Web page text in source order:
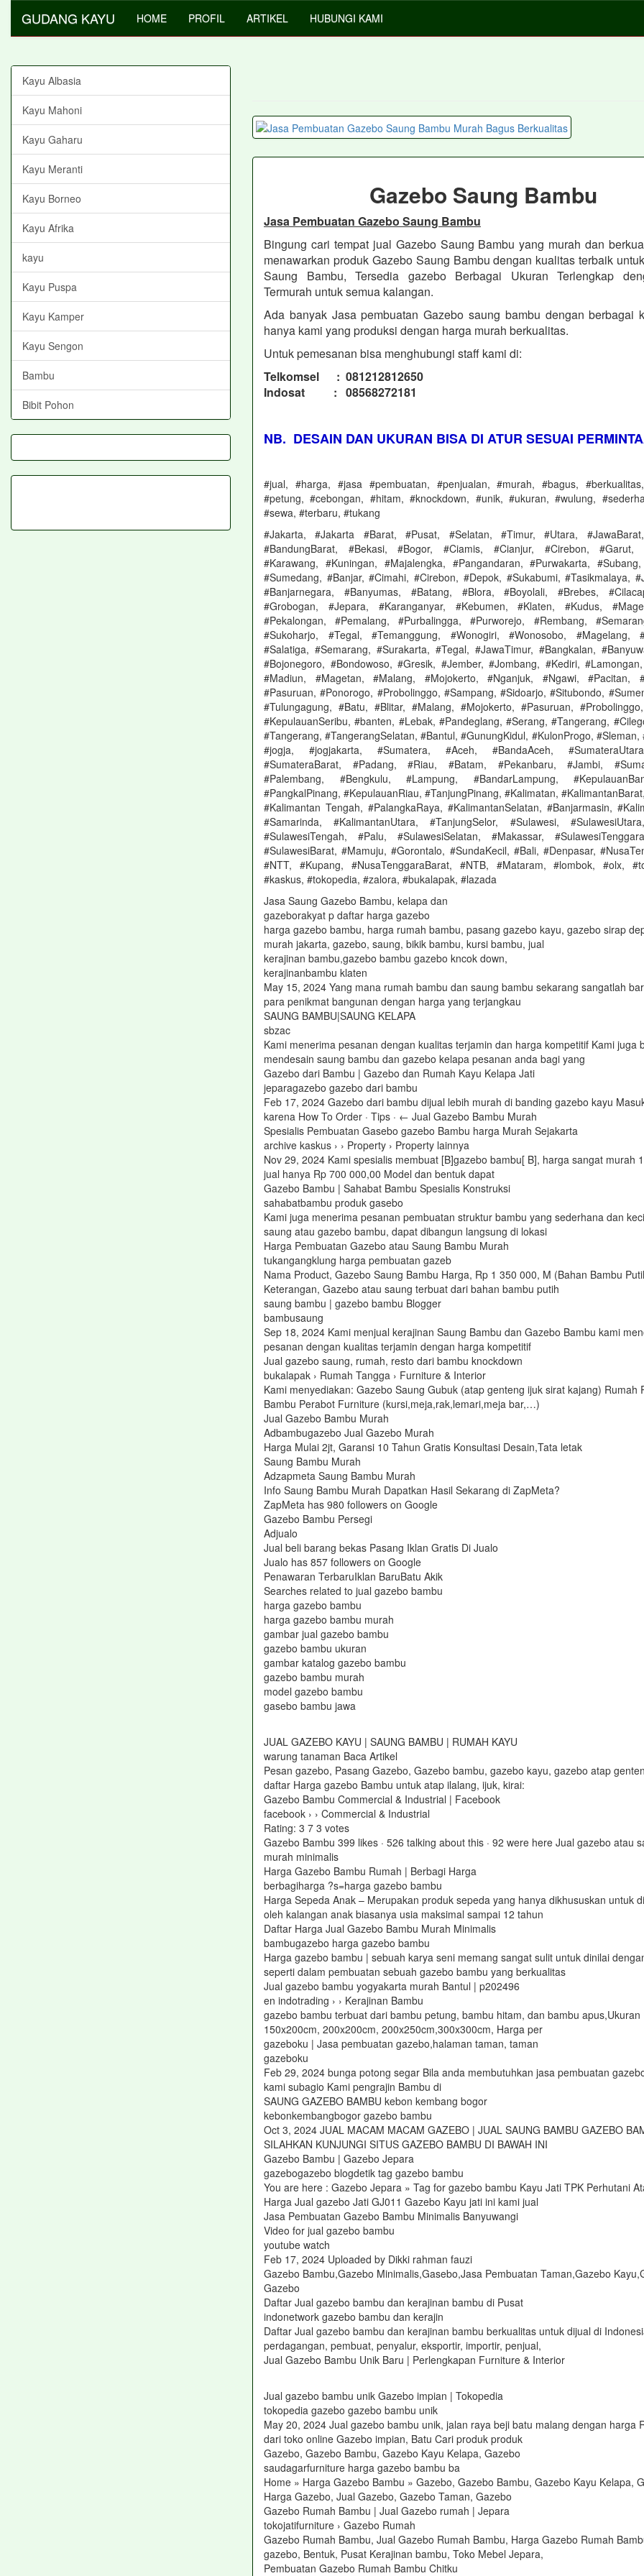
GUDANG KAYU HOME PROFIL ARTIKEL HUBUNGI KAMI
Gazebo Saung Bambu
Jasa Pembuatan Gazebo Saung Bambu
Bingung cari tempat jual Gazebo Saung Bambu yang murah dan
menawarkan produk Gazebo Saung Bambu dengan kualitas terbaik
Saung Bambu, Tersedia gazebo Berbagai Ukuran Terlengkap
Termurah untuk semua kalangan.
Ada banyak Jasa pembuatan Gazebo saung bambu dengan berbagai
hanya kami yang produksi dengan harga murah berkualitas.
Untuk pemesanan bisa menghubungi staff kami di:
Telkomsel : 081212812650
Indosat : 08568272181
NB. DESAIN DAN UKURAN BISA DI ATUR SESUAI
#jual, #harga, #jasa #pembuatan, #penjualan, #murah, #bagus,
#petung, #cebongan, #hitam, #knockdown, #unik, #ukuran, #wulung,
#sewa, #terbaru, #tukang
#Jakarta, #Jakarta #Barat, #Pusat, #Selatan, #Timur, #Utara,
#BandungBarat, #Bekasi, #Bogor, #Ciamis, #Cianjur, #Cirebon, #Garut,
#Karawang, #Kuningan, #Majalengka, #Pangandaran, #Purwakarta,
#Sumedang, #Banjar, #Cimahi, #Cirebon, #Depok, #Sukabumi, #Tasikmalaya,
#Banjarnegara, #Banyumas, #Batang, #Blora, #Boyolali, #Brebes,
#Grobogan, #Jepara, #Karanganyar, #Kebumen, #Klaten, #Kudus,
#Pekalongan, #Pemalang, #Purbalingga, #Purworejo, #Rembang,
#Sukoharjo, #Tegal, #Temanggung, #Wonogiri, #Wonosobo, #Magelang,
#Salatiga, #Semarang, #Surakarta, #Tegal, #JawaTimur, #Bangkalan,
#Bojonegoro, #Bondowoso, #Gresik, #Jember, #Jombang, #Kediri,
#Madiun, #Magetan, #Malang, #Mojokerto, #Nganjuk, #Ngawi, #Pacitan,
#Pasuruan, #Ponorogo, #Probolinggo, #Sampang, #Sidoarjo, #Situbondo,
#Tulungagung, #Batu, #Blitar, #Malang, #Mojokerto, #Pasuruan,
#KepulauanSeribu, #banten, #Lebak, #Pandeglang, #Serang, #Tangerang,
#Tangerang, #TangerangSelatan, #Bantul, #GunungKidul, #KulonProgo, #Sleman,
#jogja, #jogjakarta, #Sumatera, #Aceh, #BandaAceh,
#SumateraBarat, #Padang, #Riau, #Batam, #Pekanbaru, #Jambi,
#Palembang, #Bengkulu, #Lampung, #BandarLampung,
#PangkalPinang, #KepulauanRiau, #TanjungPinang, #Kalimatan,
#Kalimantan Tengah, #PalangkaRaya, #KalimantanSelatan, #Banjarmasin,
#Samarinda, #KalimantanUtara, #TanjungSelor, #Sulawesi,
#SulawesiTengah, #Palu, #SulawesiSelatan, #Makassar,
#SulawesiBarat, #Mamuju, #Gorontalo, #SundaKecil, #Bali, #Denpasar,
#NTT, #Kupang, #NusaTenggaraBarat, #NTB, #Mataram, #lombok, #olx,
#kaskus, #tokopedia, #zalora, #bukalapak, #lazada
Jasa Saung Gazebo Bambu, kelapa dan
gazeborakyat p daftar harga gazebo
harga gazebo bambu, harga rumah bambu, pasang gazebo kayu, gazebo sirap
murah jakarta, gazebo, saung, bikik bambu, kursi bambu, jual
kerajinan bambu,gazebo bambu gazebo kncok down,
kerajinanbambu klaten
May 15, 2024 Yang mana rumah bambu dan saung bambu sekarang sangatlah
para penikmat bangunan dengan harga yang terjangkau
SAUNG BAMBU|SAUNG KELAPA
sbzac
Kami menerima pesanan dengan kualitas terjamin dan harga kompetitif Kami juga
mendesain saung bambu dan gazebo kelapa pesanan anda bagi yang
Gazebo dari Bambu | Gazebo dan Rumah Kayu Kelapa Jati
jeparagazebo gazebo dari bambu
Feb 17, 2024 Gazebo dari bambu dijual lebih murah di banding gazebo kayu
karena How To Order · Tips · ← Jual Gazebo Bambu Murah
Spesialis Pembuatan Gasebo gazebo Bambu harga Murah Sejakarta
archive kaskus › › Property › Property lainnya
Nov 29, 2024 Kami spesialis membuat [B]gazebo bambu[ B], harga sangat murah
jual hanya Rp 700 000,00 Model dan bentuk dapat
Gazebo Bambu | Sahabat Bambu Spesialis Konstruksi
sahabatbambu produk gasebo
Kami juga menerima pesanan pembuatan struktur bambu yang sederhana dan
saung atau gazebo bambu, dapat dibangun langsung di lokasi
Harga Pembuatan Gazebo atau Saung Bambu Murah
tukangangklung harga pembuatan gazeb
Nama Product, Gazebo Saung Bambu Harga, Rp 1 350 000, M (Bahan Bambu
Keterangan, Gazebo atau saung terbuat dari bahan bambu putih
saung bambu | gazebo bambu Blogger
bambusaung
Sep 18, 2024 Kami menjual kerajinan Saung Bambu dan Gazebo Bambu kami
pesanan dengan kualitas terjamin dengan harga kompetitif
Jual gazebo saung, rumah, resto dari bambu knockdown
bukalapak › Rumah Tangga › Furniture & Interior
Kami menyediakan: Gazebo Saung Gubuk (atap genteng ijuk sirat kajang) Rumah
Bambu Perabot Furniture (kursi,meja,rak,lemari,meja bar,…)
Jual Gazebo Bambu Murah‎
Adbambugazebo Jual Gazebo Murah‎
Harga Mulai 2jt, Garansi 10 Tahun Gratis Konsultasi Desain,Tata letak
Saung Bambu Murah‎
Adzapmeta Saung Bambu Murah‎
Info Saung Bambu Murah Dapatkan Hasil Sekarang di ZapMeta?
ZapMeta has 980 followers on Google
Gazebo Bambu Persegi‎
Adjualo ‎
Jual beli barang bekas Pasang Iklan Gratis Di Jualo
Jualo has 857 followers on Google
Penawaran TerbaruIklan BaruBatu Akik
Searches related to jual gazebo bambu
harga gazebo bambu
harga gazebo bambu murah
gambar jual gazebo bambu
gazebo bambu ukuran
gambar katalog gazebo bambu
gazebo bambu murah
model gazebo bambu
gasebo bambu jawa
JUAL GAZEBO KAYU | SAUNG BAMBU | RUMAH KAYU
warung tanaman Baca Artikel
Pesan gazebo, Pasang Gazebo, Gazebo bambu, gazebo kayu, gazebo atap
daftar Harga gazebo Bambu untuk atap ilalang, ijuk, kirai:
Gazebo Bambu Commercial & Industrial | Facebook
facebook › › Commercial & Industrial
Rating: 3 7 ‎3 votes
Gazebo Bambu 399 likes · 526 talking about this · 92 were here Jual gazebo atau
murah minimalis
Harga Gazebo Bambu Rumah | Berbagi Harga
berbagiharga ?s=harga gazebo bambu
Harga Sepeda Anak – Merupakan produk sepeda yang hanya dikhususkan untuk
oleh kalangan anak biasanya usia maksimal sampai 12 tahun
Daftar Harga Jual Gazebo Bambu Murah Minimalis
bambugazebo harga gazebo bambu
Harga gazebo bambu | sebuah karya seni memang sangat sulit untuk dinilai
seperti dalam pembuatan sebuah gazebo bambu yang berkualitas
Jual gazebo bambu yogyakarta murah Bantul | p202496
en indotrading › › Kerajinan Bambu
gazebo bambu terbuat dari bambu petung, bambu hitam, dan bambu apus,Ukuran
150x200cm, 200x200cm, 200x250cm,300x300cm, Harga per
gazeboku | Jasa pembuatan gazebo,halaman taman, taman
gazeboku
Feb 29, 2024 bunga potong segar Bila anda membutuhkan jasa pembuatan
kami subagio Kami pengrajin Bambu di
SAUNG GAZEBO BAMBU kebon kembang bogor
kebonkembangbogor gazebo bambu
Oct 3, 2024 JUAL MACAM MACAM GAZEBO | JUAL SAUNG BAMBU GAZEBO
SILAHKAN KUNJUNGI SITUS GAZEBO BAMBU DI BAWAH INI
Gazebo Bambu | Gazebo Jepara
gazebogazebo blogdetik tag gazebo bambu
You are here : Gazebo Jepara » Tag for gazebo bambu Kayu Jati TPK Perhutani
Harga Jual gazebo Jati GJ011 Gazebo Kayu jati ini kami jual
Jasa Pembuatan Gazebo Bambu Minimalis Banyuwangi
Video for jual gazebo bambu
youtube watch
Feb 17, 2024 Uploaded by Dikki rahman fauzi
Gazebo Bambu,Gazebo Minimalis,Gasebo,Jasa Pembuatan Taman,Gazebo
Gazebo
Daftar Jual gazebo bambu dan kerajinan bambu di Pusat
indonetwork gazebo bambu dan kerajin
Daftar Jual gazebo bambu dan kerajinan bambu berkualitas untuk dijual di
perdagangan, pembuat, penyalur, eksportir, importir, penjual,
Jual Gazebo Bambu Unik Baru | Perlengkapan Furniture & Interior‎
Jual gazebo bambu unik Gazebo impian | Tokopedia
tokopedia gazebo gazebo bambu unik
May 20, 2024 Jual gazebo bambu unik, jalan raya beji batu malang dengan harga
dari toko online Gazebo impian, Batu Cari produk produk
Gazebo, Gazebo Bambu, Gazebo Kayu Kelapa, Gazebo
saudagarfurniture harga gazebo bambu ba
Home » Harga Gazebo Bambu » Gazebo, Gazebo Bambu, Gazebo Kayu Kelapa,
Harga Gazebo, Jual Gazebo, Gazebo Taman, Gazebo
Gazebo Rumah Bambu | Jual Gazebo rumah | Jepara
tokojatifurniture › Gazebo Rumah
Gazebo Rumah Bambu, Jual Gazebo Rumah Bambu, Harga Gazebo Rumah
gazebo, Bentuk, Pusat Kerajinan bambu, Toko Mebel Jepara,
Pembuatan Gazebo Rumah Bambu Chitku
Kayu Albasia
Kayu Mahoni
Kayu Gaharu
Kayu Meranti
Kayu Borneo
Kayu Afrika
kayu
Kayu Puspa
Kayu Kamper
Kayu Sengon
Bambu
Bibit Pohon